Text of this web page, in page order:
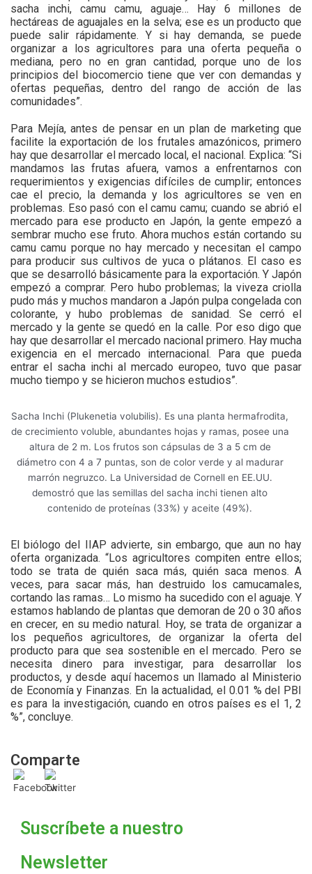
Comparte
sacha inchi, camu camu, aguaje… Hay 6 millones de
hectáreas de aguajales en la selva; ese es un producto que
puede salir rápidamente. Y si hay demanda, se puede
organizar a los agricultores para una oferta pequeña o
mediana, pero no en gran cantidad, porque uno de los
principios del biocomercio tiene que ver con demandas y
ofertas pequeñas, dentro del rango de acción de las
comunidades”.
Para Mejía, antes de pensar en un plan de marketing que
facilite la exportación de los frutales amazónicos, primero
hay que desarrollar el mercado local, el nacional. Explica: “Si
mandamos las frutas afuera, vamos a enfrentarnos con
requerimientos y exigencias difíciles de cumplir; entonces
cae el precio, la demanda y los agricultores se ven en
problemas. Eso pasó con el camu camu; cuando se abrió el
mercado para ese producto en Japón, la gente empezó a
sembrar mucho ese fruto. Ahora muchos están cortando su
camu camu porque no hay mercado y necesitan el campo
para producir sus cultivos de yuca o plátanos. El caso es
que se desarrolló básicamente para la exportación. Y Japón
empezó a comprar. Pero hubo problemas; la viveza criolla
pudo más y muchos mandaron a Japón pulpa congelada con
colorante, y hubo problemas de sanidad. Se cerró el
mercado y la gente se quedó en la calle. Por eso digo que
hay que desarrollar el mercado nacional primero. Hay mucha
exigencia en el mercado internacional. Para que pueda
entrar el sacha inchi al mercado europeo, tuvo que pasar
mucho tiempo y se hicieron muchos estudios”.
Sacha Inchi (Plukenetia volubilis). Es una planta hermafrodita,
de crecimiento voluble, abundantes hojas y ramas, posee una
altura de 2 m. Los frutos son cápsulas de 3 a 5 cm de
diámetro con 4 a 7 puntas, son de color verde y al madurar
marrón negruzco. La Universidad de Cornell en EE.UU.
demostró que las semillas del sacha inchi tienen alto
contenido de proteínas (33%) y aceite (49%).
El biólogo del IIAP advierte, sin embargo, que aun no hay
oferta organizada. “Los agricultores compiten entre ellos;
todo se trata de quién saca más, quién saca menos. A
veces, para sacar más, han destruido los camucamales,
cortando las ramas… Lo mismo ha sucedido con el aguaje. Y
estamos hablando de plantas que demoran de 20 o 30 años
en crecer, en su medio natural. Hoy, se trata de organizar a
los pequeños agricultores, de organizar la oferta del
producto para que sea sostenible en el mercado. Pero se
necesita dinero para investigar, para desarrollar los
productos, y desde aquí hacemos un llamado al Ministerio
de Economía y Finanzas. En la actualidad, el 0.01 % del PBI
es para la investigación, cuando en otros países es el 1, 2
%”, concluye.
Suscríbete a nuestro
Newsletter